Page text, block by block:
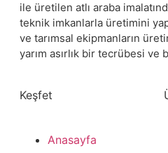
ile üretilen atlı araba
teknik imkanlarla üretimini
ve tarımsal ekipmanların
yarım asırlık bir tecrübesi ve
Keşfet
Anasayfa